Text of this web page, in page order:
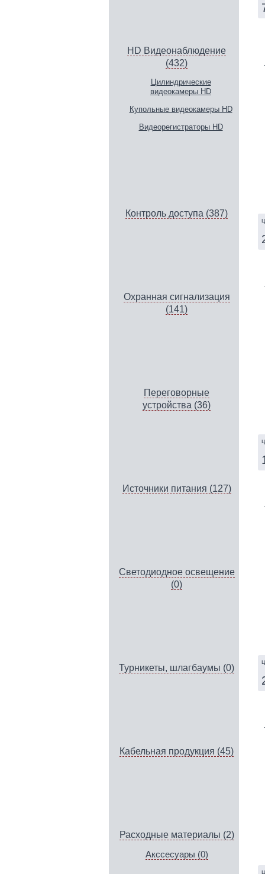
HD Видеонаблюдение
(432)
Цилиндрические
видеокамеры HD
Купольные видеокамеры HD
Видеорегистраторы HD
Контроль доступа (387)
Охранная сигнализация
(141)
Переговорные
устройства (36)
Источники питания (127)
Светодиодное освещение
(0)
Турникеты, шлагбаумы (0)
Кабельная продукция (45)
Расходные материалы (2)
Акссесуары (0)